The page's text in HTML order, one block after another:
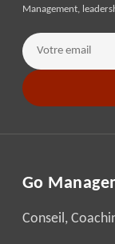
Management,
Go
Conseil,